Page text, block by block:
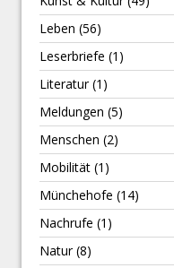
Leben (56)
Leserbriefe (1)
Literatur(1)
Meldungen (5)
Menschen (2)
Mobilität (1)
Münchehofe (14)
Nachrufe (1)
Natur(8)